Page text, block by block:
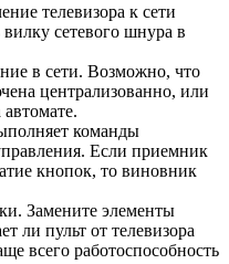
телевизора к сети
сетевого шнура в
в сети. Возможно, что
централизованно, или
команды
Если приемник
кнопок, то виновник
Замените элементы
ли пульт от телевизора
всего работоспособность